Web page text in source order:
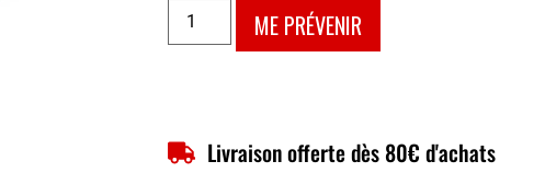
ME PRÉVENIR
Livraison offerte dès 80€ d'achats